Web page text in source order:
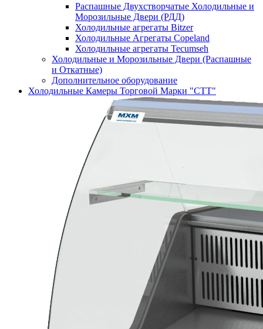
Распашные Двухстворчатые Холодильные и
Морозильные Двери (РДД)
Холодильные агрегаты Bitzer
Холодильные Агрегаты Copeland
Холодильные агрегаты Tecumseh
Холодильные и Морозильные Двери (Распашные
и Откатные)
Дополнительное оборудование
Холодильные Камеры Торговой Марки "СТТ"